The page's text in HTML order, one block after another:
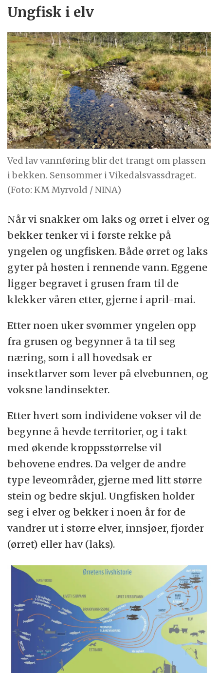
Ungfisk i elv
Ved lav vannføring blir det trangt om plassen
i bekken. Sensommer i Vikedalsvassdraget.
(Foto: KM Myrvold / NINA)
Når vi snakker om laks og ørret i elver og
bekker tenker vi i første rekke på
yngelen og ungfisken. Både ørret og laks
gyter på høsten i rennende vann. Eggene
ligger begravet i grusen fram til de
klekker våren etter, gjerne i april-mai.
Etter noen uker svømmer yngelen opp
fra grusen og begynner å ta til seg
næring, som i all hovedsak er
insektlarver som lever på elvebunnen, og
voksne landinsekter.
Etter hvert som individene vokser vil de
begynne å hevde territorier, og i takt
med økende kroppsstørrelse vil
behovene endres. Da velger de andre
type leveområder, gjerne med litt større
stein og bedre skjul. Ungfisken holder
seg i elver og bekker i noen år for de
vandrer ut i større elver, innsjøer, fjorder
(ørret) eller hav (laks).